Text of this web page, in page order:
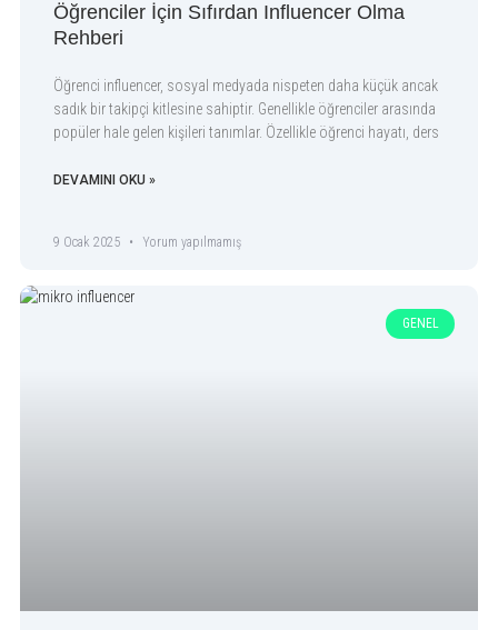
Öğrenciler İçin Sıfırdan Influencer Olma
Rehberi
Öğrenci influencer, sosyal medyada nispeten daha küçük ancak
sadık bir takipçi kitlesine sahiptir. Genellikle öğrenciler arasında
popüler hale gelen kişileri tanımlar. Özellikle öğrenci hayatı, ders
DEVAMINI OKU »
9 Ocak 2025 Yorum yapılmamış
GENEL